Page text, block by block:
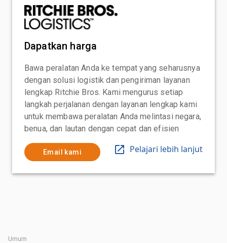
Dapatkan harga
Bawa peralatan Anda ke tempat yang seharusnya
dengan solusi logistik dan pengiriman layanan
lengkap Ritchie Bros. Kami mengurus setiap
langkah perjalanan dengan layanan lengkap kami
untuk membawa peralatan Anda melintasi negara,
benua, dan lautan dengan cepat dan efisien
Email kami Pelajari lebih lanjut
Umum